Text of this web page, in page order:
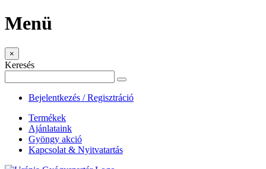
Menü
×
Keresés
Bejelentkezés / Regisztráció
Termékek
Ajánlataink
Gyöngy akció
Kapcsolat & Nyitvatartás